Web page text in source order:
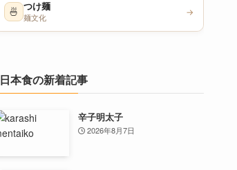
🍜 つけ麺
麺文化
→
日本食の新着記事
辛子明太子
2026年8月7日